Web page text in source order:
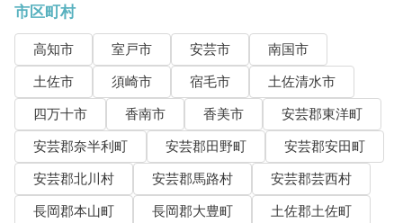
市区町村
高知市 室戸市 安芸市
南国市
土佐市
須崎市 宿毛市
土佐清水市
四万十市
香南市 香美市
安芸郡東洋町
安芸郡奈半利町
安芸郡田野町
安芸郡安田町
安芸郡北川村
安芸郡馬路村
安芸郡芸西村
長岡郡本山町
長岡郡大豊町
土佐郡土佐町